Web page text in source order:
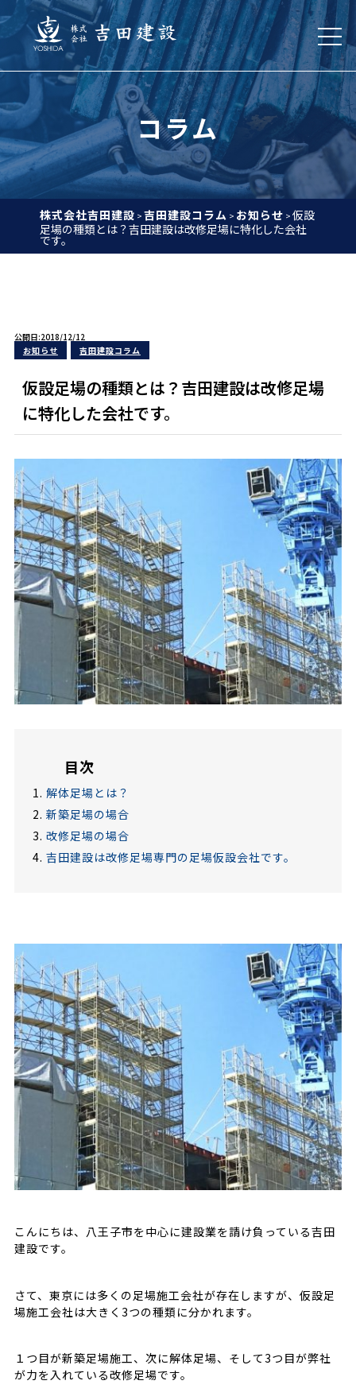
コラム
株式会社吉田建設 > 吉田建設コラム > お知らせ > 仮設
足場の種類とは？吉田建設は改修足場に特化した会社
です。
公開日:2018/12/12
お知らせ
吉田建設コラム
仮設足場の種類とは？吉田建設は改修足場
に特化した会社です。
目次
解体足場とは？
新築足場の場合
改修足場の場合
吉田建設は改修足場専門の足場仮設会社です。
こんにちは、八王子市を中心に建設業を請け負っている吉田
建設です。
さて、東京には多くの足場施工会社が存在しますが、仮設足
場施工会社は大きく3つの種類に分かれます。
１つ目が新築足場施工、次に解体足場、そして3つ目が弊社
が力を入れている改修足場です。